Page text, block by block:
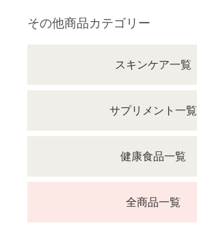
その他商品カテゴリー
スキンケア一覧
サプリメント一覧
健康食品一覧
全商品一覧